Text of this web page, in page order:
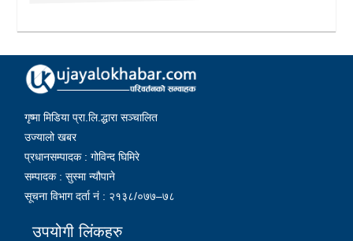
गृष्मा मिडिया प्रा.लि.द्धारा सञ्चालित
उज्यालो खबर
प्रधानसम्पादक : गोविन्द घिमिरे
सम्पादक : सुस्मा न्यौपाने
सूचना विभाग दर्ता नं : २१३८/०७७–७८
उपयोगी लिंकहरु